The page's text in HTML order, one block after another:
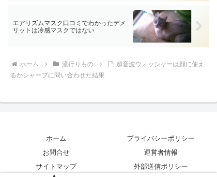
エアリズムマスク口コミでわかったデメ
リットは冷感マスクではない
ホーム 流行りもの
超音波ウォッシャーは顔に使え
るかシャープに問い合わせた結果
ホーム
プライバシーポリシー
お問合せ
運営者情報
サイトマップ
外部送信ポリシー